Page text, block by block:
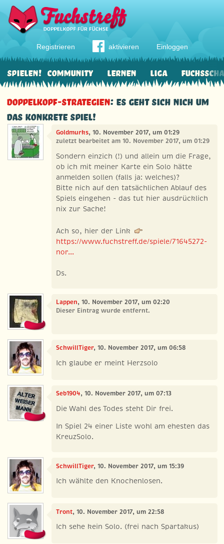
Registrieren aktivieren Einloggen
Community Lernen Liga
Spielen!
Doppelkopf-Strategien: Es geht sich nich um
das konkrete Spiel!
Goldmurks, 10. November 2017, um 01:29
zuletzt bearbeitet am 10. November 2017, um 01:29
Sondern einzich (!) und allein um die Frage,
ob ich mit meiner Karte ein Solo hätte
anmelden sollen (falls ja: welches)?
Bitte nich auf den tatsächlichen Ablauf des
Spiels eingehen - das tut hier ausdrücklich
nix zur Sache!
Ach so, hier der Link
https://www.fuchstreff.de/spiele/71645272-
nor...
Ds.
Lappen, 10. November 2017, um 02:20
Dieser Eintrag wurde entfernt.
SchwillTiger, 10. November 2017, um 06:58
Ich glaube er meint Herzsolo
Seb1904, 10. November 2017, um 07:13
Die Wahl des Todes steht Dir frei.
In Spiel 24 einer Liste wohl am ehesten das
KreuzSolo.
SchwillTiger, 10. November 2017, um 15:39
Ich wählte den Knochenlosen.
Tront, 10. November 2017, um 22:58
Ich sehe kein Solo. (frei nach Spartakus)